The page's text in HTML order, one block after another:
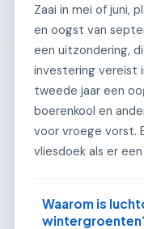
Zaai in mei of juni,
en oogst van
een uitzondering,
investering vereist
tweede jaar een
boerenkool en
voor vroege vorst.
vliesdoek als er
Waarom is